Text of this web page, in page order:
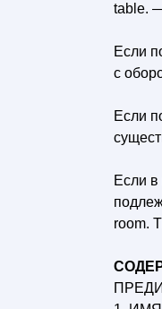
table.
Если
с
Если
Если в
room.